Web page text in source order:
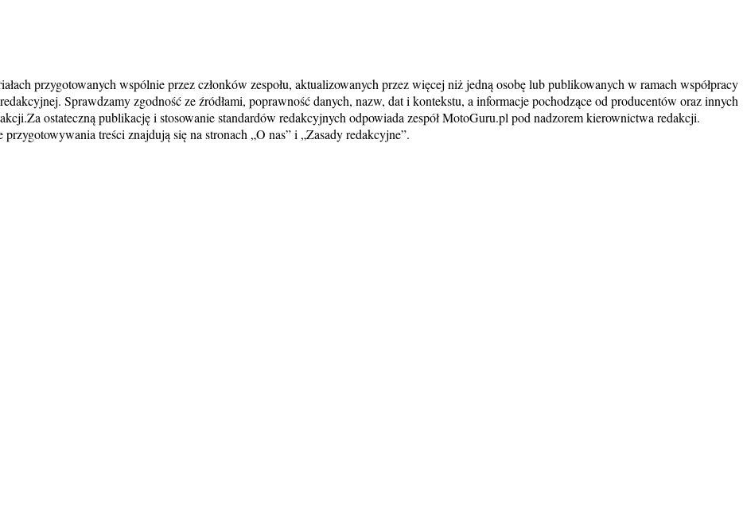
przygotowanych wspólnie przez członków zespołu, aktualizowanych przez więcej niż jedną osobę lub publikowanych w ramach współpracy
Sprawdzamy zgodność ze źródłami, poprawność danych, nazw, dat i kontekstu, a informacje pochodzące od producentów oraz innych
ostateczną publikację i stosowanie standardów redakcyjnych odpowiada zespół MotoGuru.pl pod nadzorem kierownictwa redakcji.
treści znajdują się na stronach „O nas” i „Zasady redakcyjne”.